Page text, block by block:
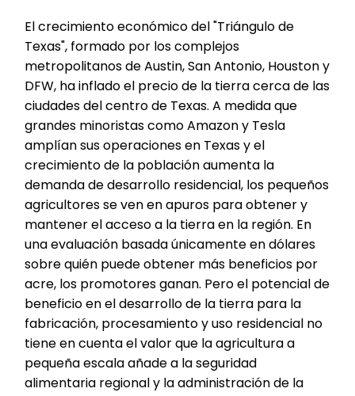
El crecimiento económico del "Triángulo de
Texas", formado por los complejos
metropolitanos de Austin, San Antonio, Houston y
DFW, ha inflado el precio de la tierra cerca de las
ciudades del centro de Texas. A medida que
grandes minoristas como Amazon y Tesla
amplían sus operaciones en Texas y el
crecimiento de la población aumenta la
demanda de desarrollo residencial, los pequeños
agricultores se ven en apuros para obtener y
mantener el acceso a la tierra en la región. En
una evaluación basada únicamente en dólares
sobre quién puede obtener más beneficios por
acre, los promotores ganan. Pero el potencial de
beneficio en el desarrollo de la tierra para la
fabricación, procesamiento y uso residencial no
tiene en cuenta el valor que la agricultura a
pequeña escala añade a la seguridad
alimentaria regional y la administración de la